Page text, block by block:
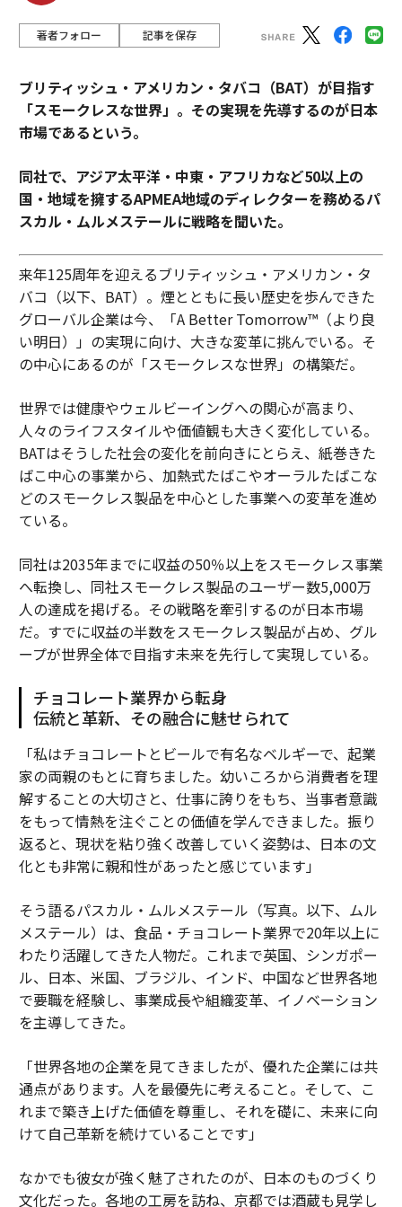
著者フォロー 記事を保存
ブリティッシュ・アメリカン・タバコ（BAT）が目指す
「スモークレスな世界」。その実現を先導するのが日本
市場であるという。
同社で、アジア太平洋・中東・アフリカなど50以上の
国・地域を擁するAPMEA地域のディレクターを務めるパ
スカル・ムルメステールに戦略を聞いた。
来年125周年を迎えるブリティッシュ・アメリカン・タ
バコ（以下、BAT）。煙とともに長い歴史を歩んできた
グローバル企業は今、「A Better Tomorrow™（より良
い明日）」の実現に向け、大きな変革に挑んでいる。そ
の中心にあるのが「スモークレスな世界」の構築だ。
世界では健康やウェルビーイングへの関心が高まり、
人々のライフスタイルや価値観も大きく変化している。
BATはそうした社会の変化を前向きにとらえ、紙巻きた
ばこ中心の事業から、加熱式たばこやオーラルたばこな
どのスモークレス製品を中心とした事業への変革を進め
ている。
同社は2035年までに収益の50％以上をスモークレス事業
へ転換し、同社スモークレス製品のユーザー数5,000万
人の達成を掲げる。その戦略を牽引するのが日本市場
だ。すでに収益の半数をスモークレス製品が占め、グル
ープが世界全体で目指す未来を先行して実現している。
チョコレート業界から転身
伝統と革新、その融合に魅せられて
「私はチョコレートとビールで有名なベルギーで、起業
家の両親のもとに育ちました。幼いころから消費者を理
解することの大切さと、仕事に誇りをもち、当事者意識
をもって情熱を注ぐことの価値を学んできました。振り
返ると、現状を粘り強く改善していく姿勢は、日本の文
化とも非常に親和性があったと感じています」
そう語るパスカル・ムルメステール（写真。以下、ムル
メステール）は、食品・チョコレート業界で20年以上に
わたり活躍してきた人物だ。これまで英国、シンガポー
ル、日本、米国、ブラジル、インド、中国など世界各地
で要職を経験し、事業成長や組織変革、イノベーション
を主導してきた。
「世界各地の企業を見てきましたが、優れた企業には共
通点があります。人を最優先に考えること。そして、こ
れまで築き上げた価値を尊重し、それを礎に、未来に向
けて自己革新を続けていることです」
なかでも彼女が強く魅了されたのが、日本のものづくり
文化だった。各地の工房を訪ね、京都では酒蔵も見学し